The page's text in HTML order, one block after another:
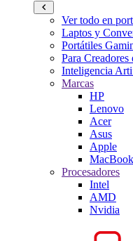
Ver todo en
Laptos y
Portátiles
Para
Inteligencia
Marcas
HP
Lenovo
Acer
Asus
Apple
MacBook
Procesadores
Intel
AMD
Nvidia